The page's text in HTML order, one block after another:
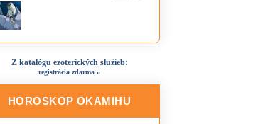
Z katalógu ezoterických služieb:
registrácia zdarma »
HOROSKOP OKAMIHU